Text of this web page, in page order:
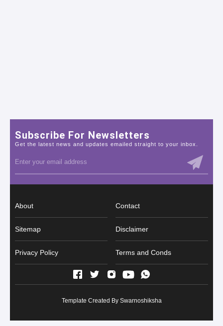
Subscribe For Newsletters
Get the latest news and updates emailed straight to your inbox.
About Contact
Sitemap Disclaimer
Privacy Policy Terms and Conds
Template Created By Swarnoshiksha